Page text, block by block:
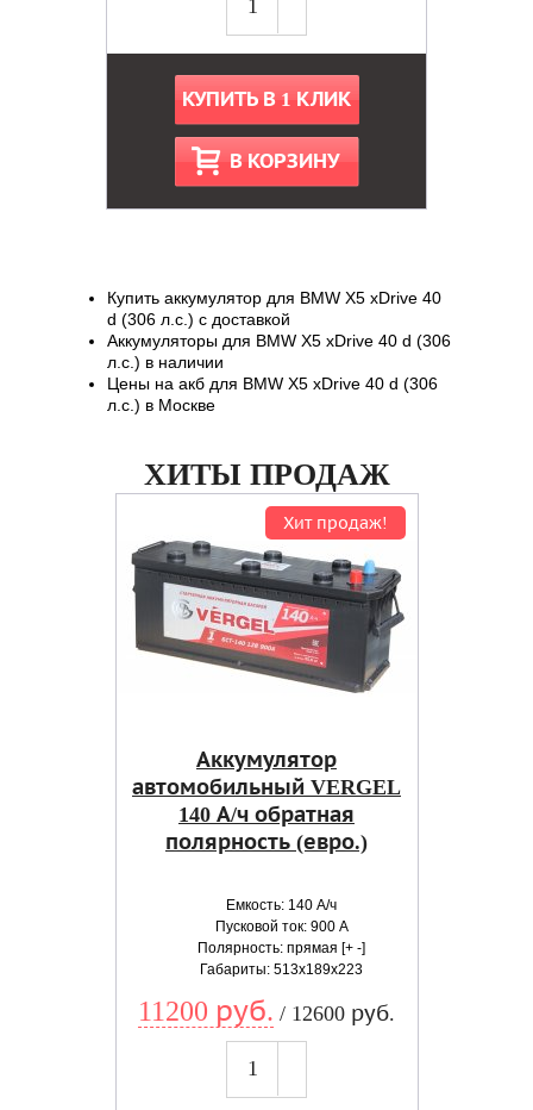
КУПИТЬ В 1 КЛИК
В КОРЗИНУ
Купить аккумулятор для BMW X5 xDrive 40
d (306 л.с.) с доставкой
Аккумуляторы для BMW X5 xDrive 40 d (306
л.с.) в наличии
Цены на акб для BMW X5 xDrive 40 d (306
л.с.) в Москве
ХИТЫ ПРОДАЖ
Хит продаж!
Аккумулятор
автомобильный VERGEL
140 А/ч обратная
полярность (евро.)
Емкость: 140 А/ч
Пусковой ток: 900 А
Полярность: прямая [+ -]
Габариты: 513x189x223
11200 руб. / 12600 руб.